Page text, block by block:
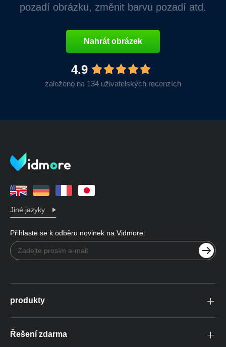
pozadí obrázku, změnit barvu pozadí atd.
Nahrát obrázek
4.9
založeno na 134 uživatelských recenzích
Jiné jazyky
Přihlaste se k odběru novinek na Vidmore:
produkty
Řešení zdarma